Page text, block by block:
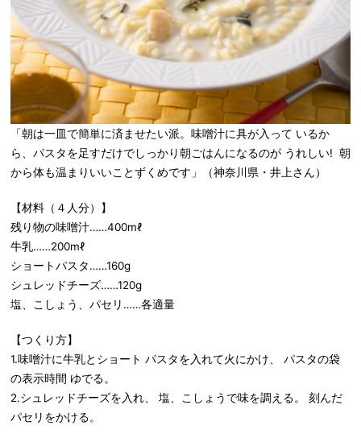
「朝は一皿で簡単に済ませたい派。味噌汁に具が入って いるか
ら、パスタを足すだけでしっかり朝ごはんになるのが うれしい! 朝
から体も温まりいいことずくめです」（神奈川県・井上さん）
【材料（４人分）】
残り物の味噌汁……400mℓ
牛乳……200mℓ
ショートパスタ……160g
シュレッドチーズ……120g
塩、こしょう、パセリ……各適量
【つくり方】
1.味噌汁に牛乳とショート パスタを入れて火にかけ、 パスタの袋
の表示時間 ゆでる。
2.シュレッドチーズを入れ、 塩、こしょうで味を調える。 刻んだ
パセリをかける。